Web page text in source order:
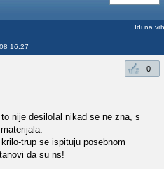
16:27
Idi na vrh
0
nije desilo!al nikad se ne zna, s
trup se ispituju posebnom
da su ns!